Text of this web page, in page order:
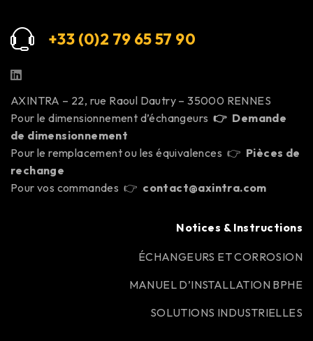
+33 (0)2 79 65 57 90
AXINTRA – 22, rue Raoul Dautry – 35000 RENNES
Pour le dimensionnement d’échangeurs👉 Demande
de dimensionnement
Pour le remplacement ou les équivalences 👉 Pièces de
rechange
Pour vos commandes 👉 contact@axintra.com
Notices & Instructions
ÉCHANGEURS ET CORROSION
MANUEL D’INSTALLATION BPHE
SOLUTIONS INDUSTRIELLES